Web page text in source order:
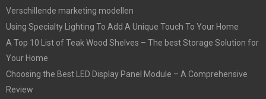
Verschillende marketing modellen
Using Specialty Lighting To Add A Unique Touch To Your Home
A Top 10 List of Teak Wood Shelves – The best Storage Solution for
Your Home
Choosing the Best LED Display Panel Module – A Comprehensive
Review